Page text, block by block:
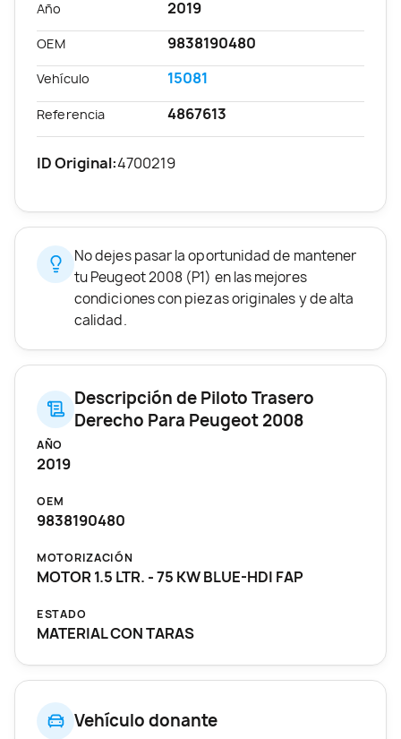
Vehículo donante
Año 2019
OEM 9838190480
Vehículo 15081
Referencia 4867613
ID Original:4700219
No dejes pasar la oportunidad de mantener
tu Peugeot 2008 (P1) en las mejores
condiciones con piezas originales y de alta
calidad.
Descripción de Piloto Trasero
Derecho Para Peugeot 2008
AÑO
2019
OEM
9838190480
MOTORIZACIÓN
MOTOR 1.5 LTR. - 75 KW BLUE-HDI FAP
ESTADO
MATERIAL CON TARAS